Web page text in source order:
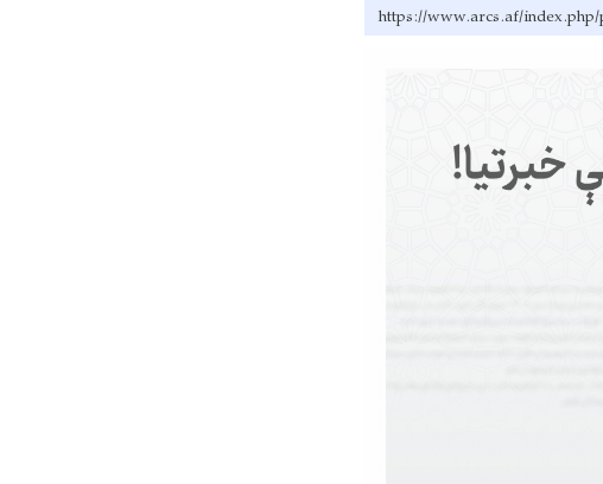
https://www.arcs.af/index.php/